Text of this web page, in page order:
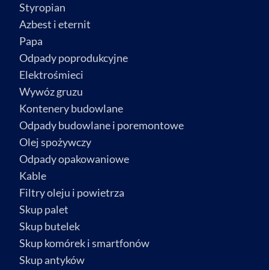
Styropian
Azbest i eternit
Papa
Odpady poprodukcyjne
Elektrośmieci
Wywóz gruzu
Kontenery budowlane
Odpady budowlane i poremontowe
Olej spożywczy
Odpady opakowaniowe
Kable
Filtry oleju i powietrza
Skup palet
Skup butelek
Skup komórek i smartfonów
Skup antyków